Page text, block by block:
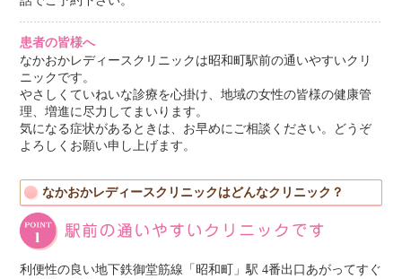
患者の皆様へ
なかおかレディースクリニックは昭和町駅前の通いやすいクリ
ニックです。
やさしくていねいな診療を心掛け、地域の女性の皆様の健康管
理、増進に尽力してまいります。
気になる症状があるときは、お早めにご相談ください。どうぞ
よろしくお願い申し上げます。
なかおかレディースクリニックはどんなクリニック？
利便性の良い地下鉄御堂筋線「昭和町」駅 4番出口あがってすぐ